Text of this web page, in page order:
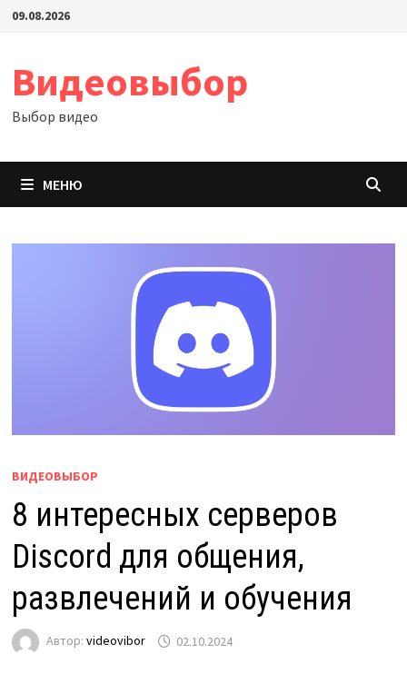
Перейти
09.08.2026
Видеовыбор
Выбор видео
МЕНЮ
ВИДЕОВЫБОР
8 интересных серверов
Discord для общения,
развлечений и обучения
Автор: videovibor 02.10.2024